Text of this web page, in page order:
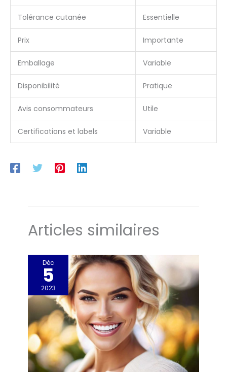
Tolérance cutanée Essentielle
Prix Importante
Emballage Variable
Disponibilité Pratique
Avis consommateurs Utile
Certifications et labels Variable
Articles similaires
Déc
5
2023